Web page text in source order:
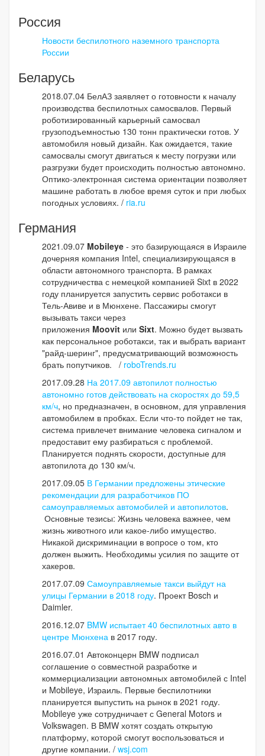
Россия
Новости беспилотного наземного транспорта
России
Беларусь
2018.07.04 БелАЗ заявляет о готовности к началу
производства беспилотных самосвалов. Первый
роботизированный карьерный самосвал
грузоподъемностью 130 тонн практически готов. У
автомобиля новый дизайн. Как ожидается, такие
самосвалы смогут двигаться к месту погрузки или
разгрузки будет происходить полностью автономно.
Оптико-электронная система ориентации позволяет
машине работать в любое время суток и при любых
погодных условиях. / ria.ru
Германия
2021.09.07 Mobileye - это базирующаяся в Израиле
дочерняя компания Intel, специализирующаяся в
области автономного транспорта. В рамках
сотрудничества с немецкой компанией Sixt в 2022
году планируется запустить сервис роботакси в
Тель-Авиве и в Мюнхене. Пассажиры смогут
вызывать такси через
приложения Moovit или Sixt. Можно будет вызвать
как персональное роботакси, так и выбрать вариант
"райд-шеринг", предусматривающий возможность
брать попутчиков. / roboTrends.ru
2017.09.28 На 2017.09 автопилот полностью
автономно готов действовать на скоростях до 59,5
км/ч, но предназначен, в основном, для управления
автомобилем в пробках. Если что-то пойдет не так,
система привлечет внимание человека сигналом и
предоставит ему разбираться с проблемой.
Планируется поднять скорости, доступные для
автопилота до 130 км/ч.
2017.09.05 В Германии предложены этические
рекомендации для разработчиков ПО
самоуправляемых автомобилей и автопилотов.
Основные тезисы: Жизнь человека важнее, чем
жизнь животного или какое-либо имущество.
Никакой дискриминации в вопросе о том, кто
должен выжить. Необходимы усилия по защите от
хакеров.
2017.07.09 Самоуправляемые такси выйдут на
улицы Германии в 2018 году. Проект Bosch и
Daimler.
2016.12.07 BMW испытает 40 беспилотных авто в
центре Мюнхена в 2017 году.
2016.07.01 Автоконцерн BMW подписал
соглашение о совместной разработке и
коммерциализации автономных автомобилей с Intel
и Mobileye, Израиль. Первые беспилотники
планируется выпустить на рынок в 2021 году.
Mobileye уже сотрудничает с General Motors и
Volkswagen. В BMW хотят создать открытую
платформу, которой смогут воспользоваться и
другие компании. / wsj.com